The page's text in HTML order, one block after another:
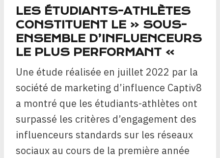
LES ÉTUDIANTS-ATHLÈTES
CONSTITUENT LE « SOUS-
ENSEMBLE D’INFLUENCEURS
LE PLUS PERFORMANT »
Une étude réalisée en juillet 2022 par la
société de marketing d’influence Captiv8
a montré que les étudiants-athlètes ont
surpassé les critères d’engagement des
influenceurs standards sur les réseaux
sociaux au cours de la première année